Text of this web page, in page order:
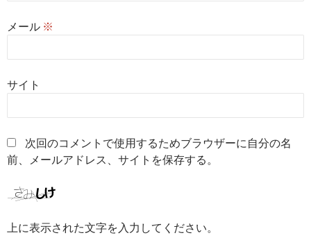
メール ※
サイト
次回のコメントで使用するためブラウザーに自分の名
前、メールアドレス、サイトを保存する。
上に表示された文字を入力してください。